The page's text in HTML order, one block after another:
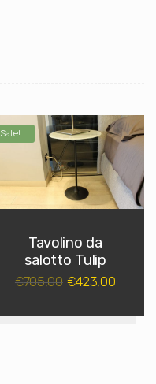
Sale!
Tavolino da
salotto Tulip
€705,00 €423,00